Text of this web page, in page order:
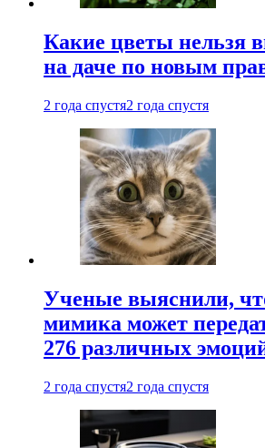
Какие цветы нельзя
на даче по новым
2 года спустя2 года спустя
Ученые выяснили,
мимика может
276 различных
2 года спустя2 года спустя